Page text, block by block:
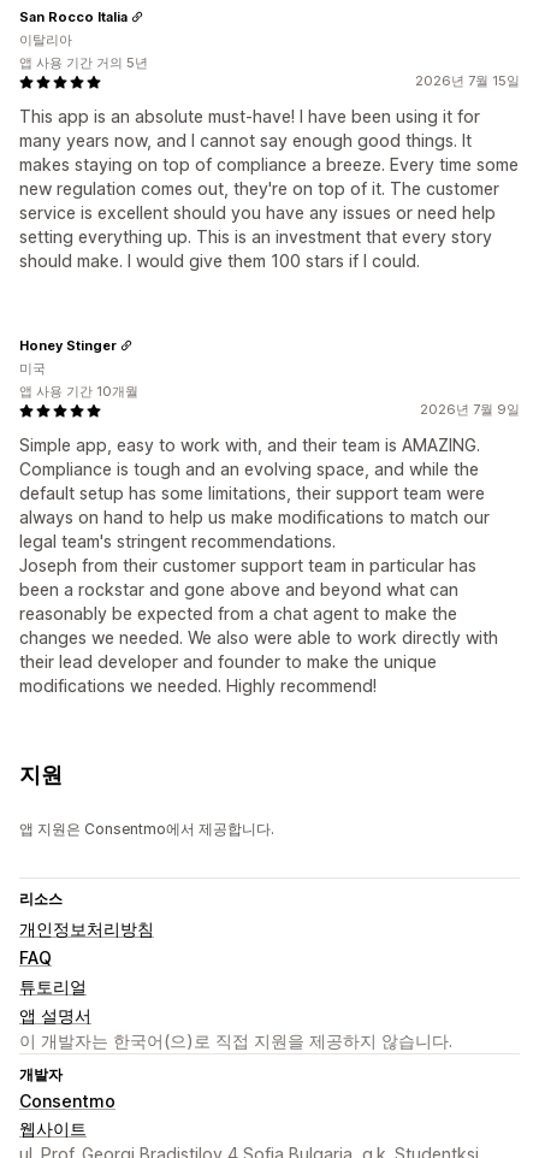
2026년 7월 15일
This app is an absolute must-have! I have been using it for
many years now, and I cannot say enough good things. It
makes staying on top of compliance a breeze. Every time some
new regulation comes out, they're on top of it. The customer
service is excellent should you have any issues or need help
setting everything up. This is an investment that every story
should make. I would give them 100 stars if I could.
San Rocco Italia
이탈리아
앱 사용 기간 거의 5년
2026년 7월 9일
Simple app, easy to work with, and their team is AMAZING.
Compliance is tough and an evolving space, and while the
default setup has some limitations, their support team were
always on hand to help us make modifications to match our
legal team's stringent recommendations.
Joseph from their customer support team in particular has
been a rockstar and gone above and beyond what can
reasonably be expected from a chat agent to make the
changes we needed. We also were able to work directly with
their lead developer and founder to make the unique
modifications we needed. Highly recommend!
Honey Stinger
미국
앱 사용 기간 10개월
지원
앱 지원은 Consentmo에서 제공합니다.
리소스
개인정보처리방침
FAQ
튜토리얼
앱 설명서
이 개발자는 한국어(으)로 직접 지원을 제공하지 않습니다.
개발자
Consentmo
웹사이트